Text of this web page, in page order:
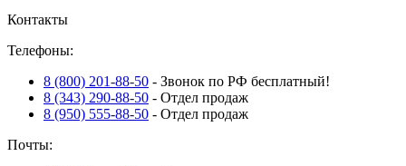
записям
Контакты
Телефоны:
8 (800) 201-88-50 - Звонок по РФ бесплатный!
8 (343) 290-88-50 - Отдел продаж
8 (950) 555-88-50 - Отдел продаж
Почты: